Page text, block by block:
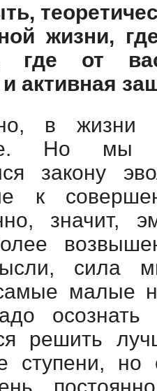
жизни,
где от
активная
в жизни
Но мы
закону
к
значит,
сила
малые
решить
ступени,